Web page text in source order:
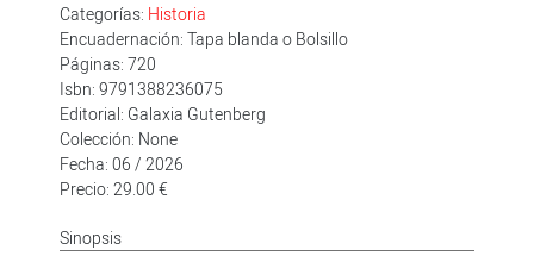
Categorías: Historia
Encuadernación: Tapa blanda o Bolsillo
Páginas: 720
Isbn: 9791388236075
Editorial: Galaxia Gutenberg
Colección: None
Fecha: 06 / 2026
Precio: 29.00 €
Sinopsis